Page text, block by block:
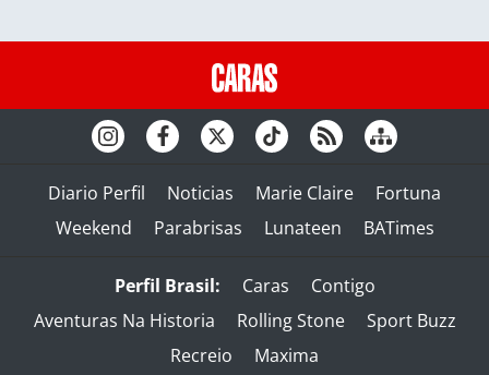
Diario Perfil Noticias Marie Claire
Fortuna
Weekend
Parabrisas Lunateen BATimes
Perfil Brasil: Caras
Contigo
Aventuras Na Historia
Rolling Stone
Sport Buzz
Recreio
Maxima